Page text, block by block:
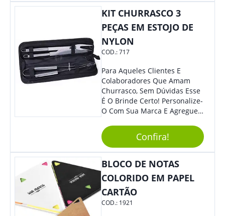
Colaboradores.
KIT CHURRASCO 3
PEÇAS EM ESTOJO DE
NYLON
COD.:717
Para Aqueles Clientes E
Colaboradores Que Amam
Churrasco, Sem Dúvidas Esse
É O Brinde Certo! Personalize-
O Com Sua Marca E Agregue
É Composto Por 3 Peças Para
O Auxílio No Preparo De
Carnes, Em Um Lindo Estojo. É
A Garantia De Sucesso Para
Eventos Corporativos.
Confira!
BLOCO DE NOTAS
COLORIDO EM PAPEL
CARTÃO
COD.: 1921